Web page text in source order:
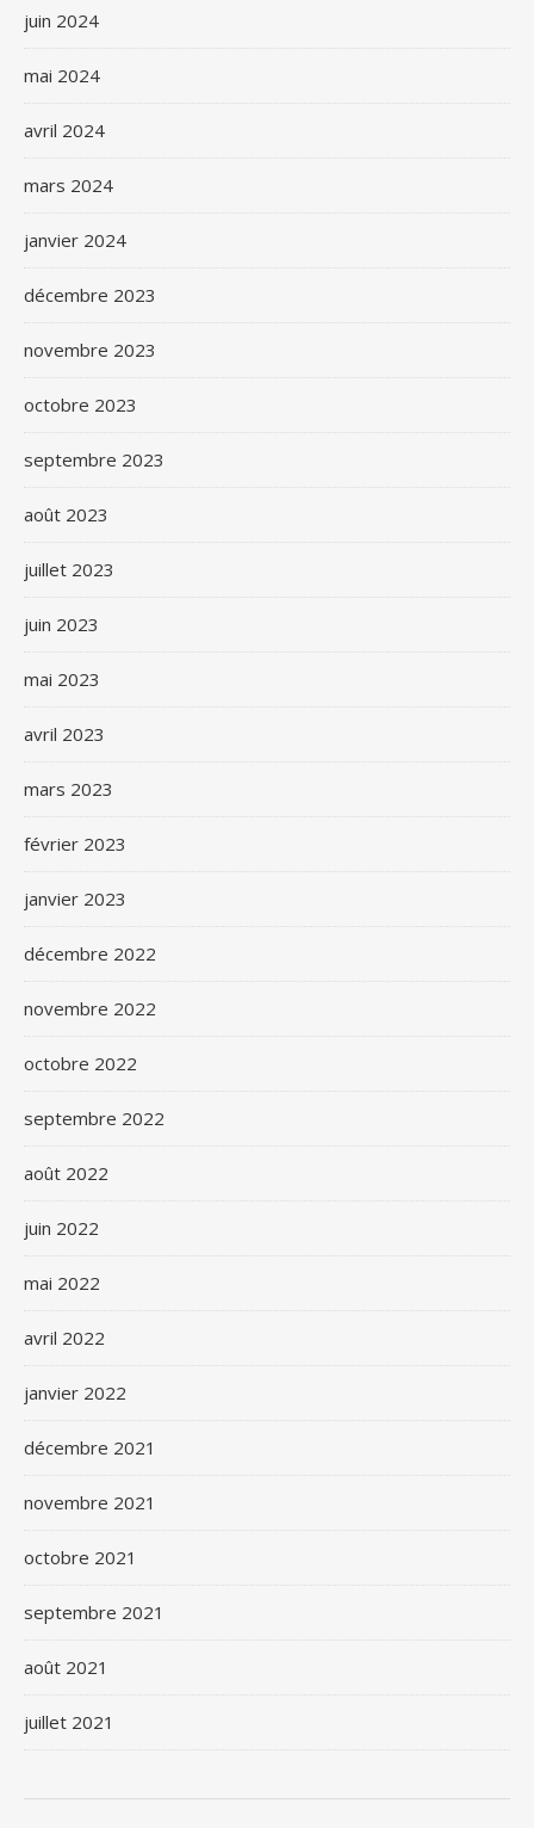
juin 2024
mai 2024
avril 2024
mars 2024
janvier 2024
décembre 2023
novembre 2023
octobre 2023
septembre 2023
août 2023
juillet 2023
juin 2023
mai 2023
avril 2023
mars 2023
février 2023
janvier 2023
décembre 2022
novembre 2022
octobre 2022
septembre 2022
août 2022
juin 2022
mai 2022
avril 2022
janvier 2022
décembre 2021
novembre 2021
octobre 2021
septembre 2021
août 2021
juillet 2021